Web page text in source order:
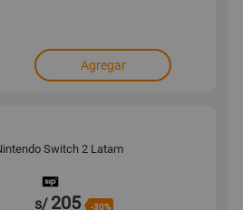
Agregar
Switch 2 Latam
s/ 205 -30%